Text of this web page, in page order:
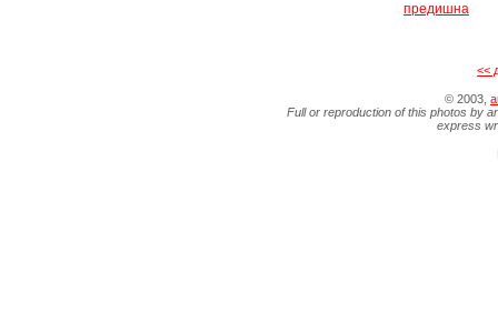
предишна
<<
© 2003,
Full or reproduction of this photos by
express